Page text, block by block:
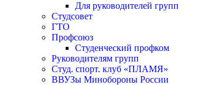
Для руководителей групп
Студсовет
ГТО
Профсоюз
Студенческий профком
Руководителям групп
Студ. спорт. клуб «ПЛАМЯ»
ВВУЗы Минобороны России